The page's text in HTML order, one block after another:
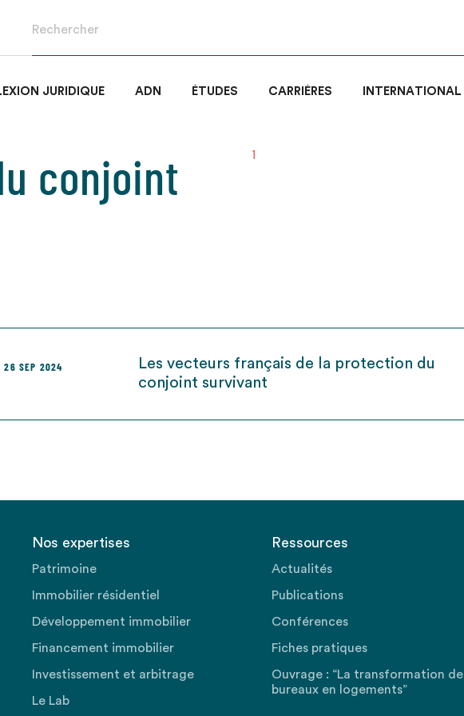
JURIDIQUE ADN ÉTUDES CARRIÈRES INTERNATIONAL
conjoint
1
26 SEP 2024
Les vecteurs français de la protection du
conjoint survivant
Nos expertises
Patrimoine
Immobilier résidentiel
Développement immobilier
Financement immobilier
Investissement et arbitrage
Le Lab
Ressources
Actualités
Publications
Conférences
Fiches pratiques
Ouvrage : “La transformation de
bureaux en logements”